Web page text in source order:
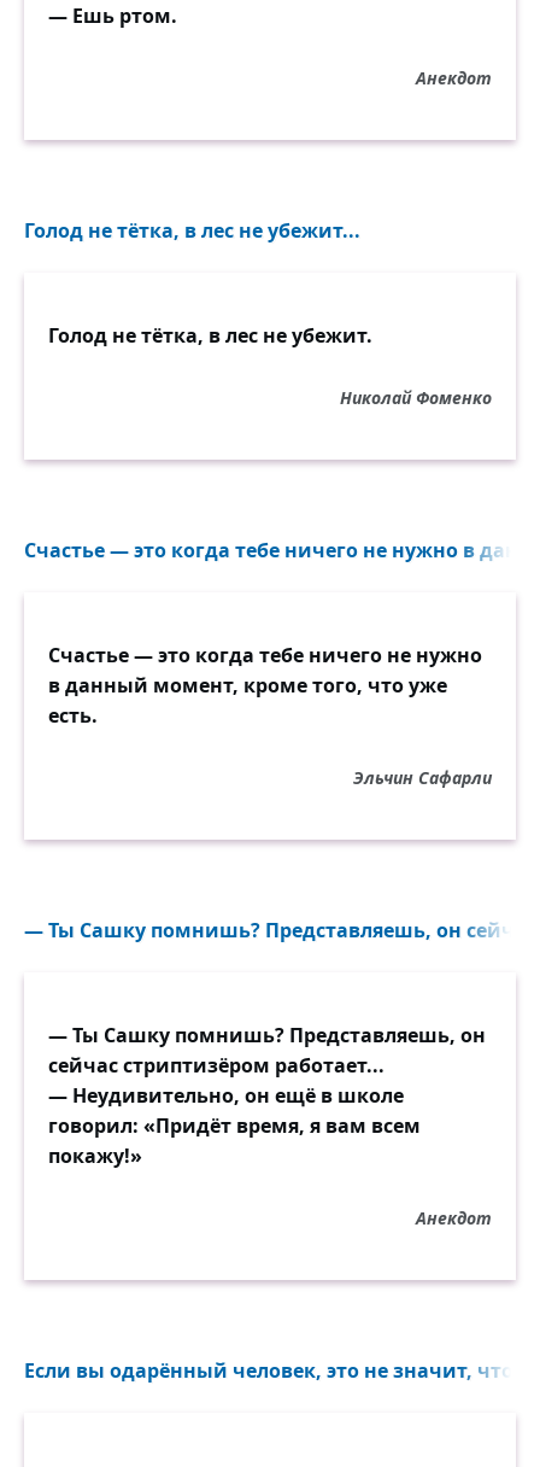
— Ешь ртом.
Анекдот
Голод не тётка, в лес не убежит...
Голод не тётка, в лес не убежит.
Николай Фоменко
Счастье — это когда тебе ничего не нужно в
Счастье — это когда тебе ничего не нужно
в данный момент, кроме того, что уже
есть.
Эльчин Сафарли
— Ты Сашку помнишь? Представляешь, он сейчас
— Ты Сашку помнишь? Представляешь, он
сейчас стриптизёром работает...
— Неудивительно, он ещё в школе
говорил: «Придёт время, я вам всем
покажу!»
Анекдот
Если вы одарённый человек, это не значит, что